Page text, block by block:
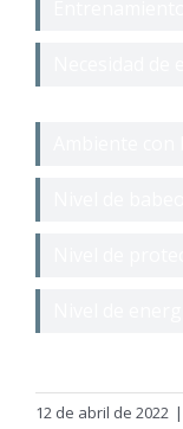
12 de abril de 2022 |